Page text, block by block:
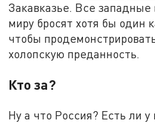
Закавказье. Все
миру бросят хотя бы один
чтобы
холопскую преданность.
Кто за?
Ну а что Россия? Есть ли